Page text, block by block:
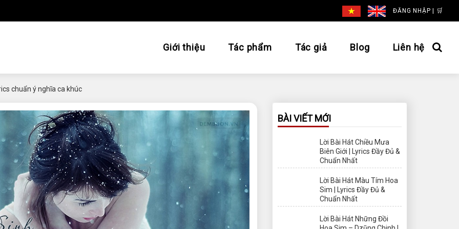
ĐĂNG NHẬP 🛒
Giới thiệu Tác phẩm Tác giả Blog Liên hệ
chuẩn ý nghĩa ca khúc
BÀI VIẾT MỚI
Lời Bài Hát Chiều Mưa
Biên Giới | Lyrics Đầy Đủ &
Chuẩn Nhất
Lời Bài Hát Màu Tím Hoa
Sim | Lyrics Đầy Đủ &
Chuẩn Nhất
Lời Bài Hát Những Đồi